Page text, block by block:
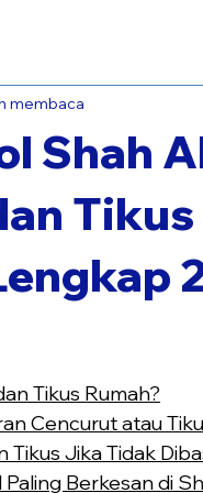
Shah
Tikus
membaca
Tikus Rumah?
Cencurut atau
Tikus Jika Tidak
Berkesan di